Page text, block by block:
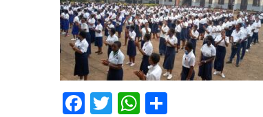
Facebook
TwitterWhatsApp